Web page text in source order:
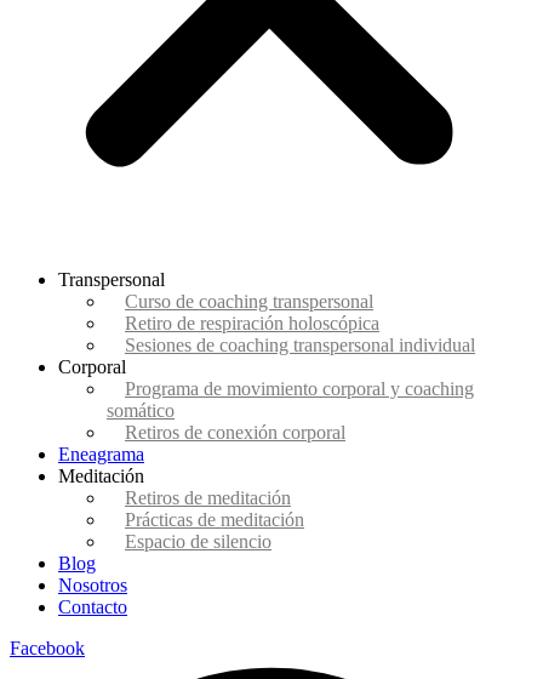
Transpersonal
Curso de coaching transpersonal
Retiro de respiración holoscópica
Sesiones de coaching transpersonal individual
Corporal
Programa de movimiento corporal y coaching
somático
Retiros de conexión corporal
Eneagrama
Meditación
Retiros de meditación
Prácticas de meditación
Espacio de silencio
Blog
Nosotros
Contacto
Facebook